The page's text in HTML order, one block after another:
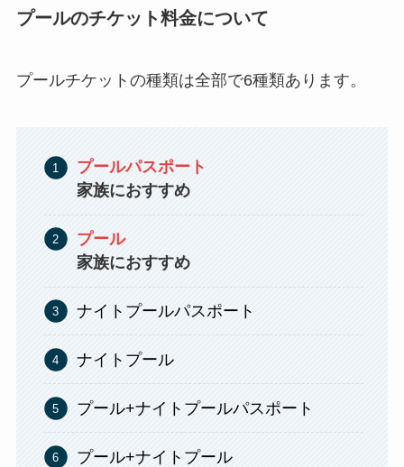
プールのチケット料金について
プールチケットの種類は全部で6種類あります。
プールパスポート
家族におすすめ
プール
家族におすすめ
ナイトプールパスポート
ナイトプール
プール+ナイトプールパスポート
プール+ナイトプール